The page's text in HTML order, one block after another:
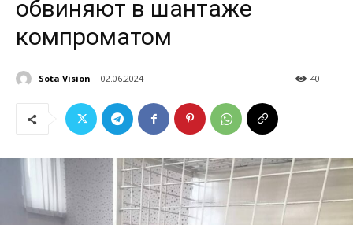
обвиняют в шантаже
компроматом
Sota Vision 02.06.2024 40